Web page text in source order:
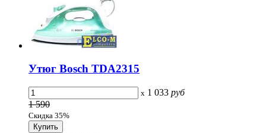
Утюг Bosch TDA2315
x 1 033 руб
1 590
Скидка 35%